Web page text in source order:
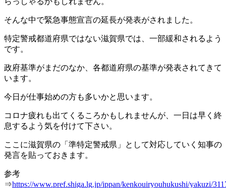
そんな中で緊急事態宣言の延長が発表がされました。
特定警戒都道府県ではない滋賀県では、一部緩和されるよう
です。
政府基準がまだのなか、各都道府県の基準が発表されてきて
います。
今日が仕事始めの方も多いかと思います。
コロナ疲れも出てくるころかもしれませんが、一日は早く終
息するよう気を付けて下さい。
ここに滋賀県の「準特定警戒県」として対応していく知事の
発言を貼っておきます。
参考
⇒https://www.pref.shiga.lg.jp/ippan/kenkouiryouhukushi/yakuzi/